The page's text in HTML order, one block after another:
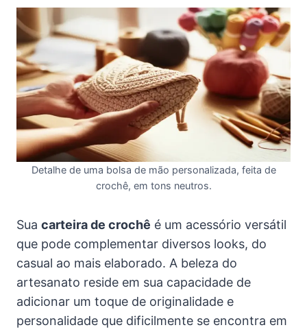
Detalhe de uma bolsa de mão personalizada, feita de
crochê, em tons neutros.
Sua carteira de crochê é um acessório versátil
que pode complementar diversos looks, do
casual ao mais elaborado. A beleza do
artesanato reside em sua capacidade de
adicionar um toque de originalidade e
personalidade que dificilmente se encontra em